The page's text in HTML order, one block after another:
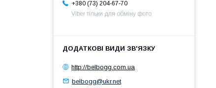
+380 (73) 204-67-70
Viber тільки для обміну фото
http://belbogg.com.ua
belbogg@ukr.net